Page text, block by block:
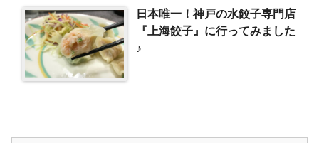
日本唯一！神戸の水餃子専門店
『上海餃子』に行ってみました
♪